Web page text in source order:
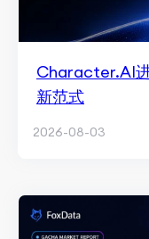
Character.AI
新范式
2026-08-03